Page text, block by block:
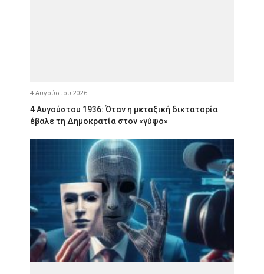
4 Αυγούστου 2026
4 Αυγούστου 1936: Όταν η μεταξική δικτατορία
έβαλε τη Δημοκρατία στον «γύψο»